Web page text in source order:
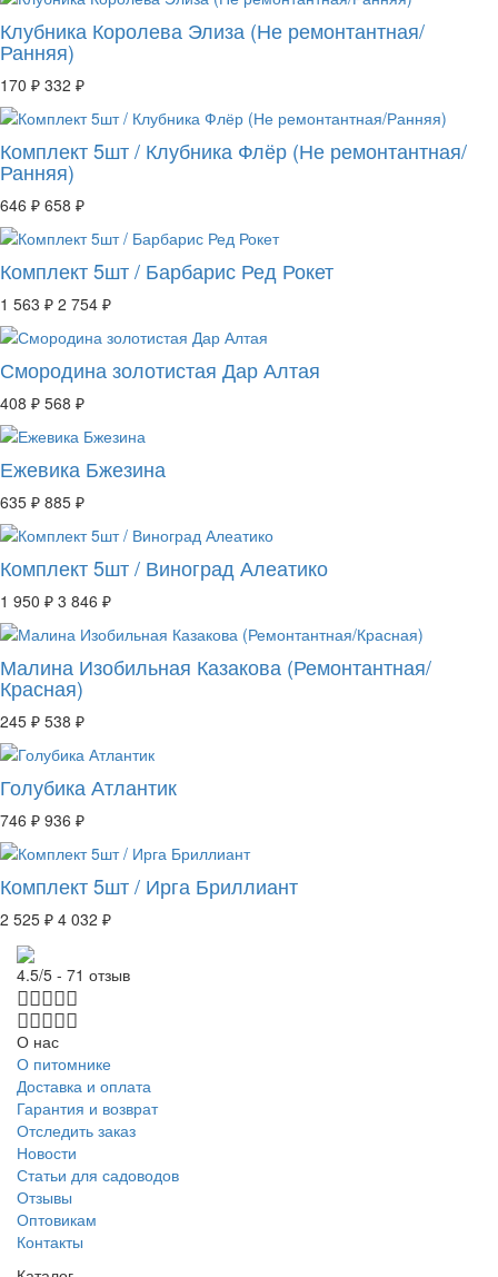
Клубника Королева Элиза (Не ремонтантная/
Ранняя)
170 ₽ 332 ₽
Комплект 5шт / Клубника Флёр (Не ремонтантная/
Ранняя)
646 ₽ 658 ₽
Комплект 5шт / Барбарис Ред Рокет
1 563 ₽ 2 754 ₽
Смородина золотистая Дар Алтая
408 ₽ 568 ₽
Ежевика Бжезина
635 ₽ 885 ₽
Комплект 5шт / Виноград Алеатико
1 950 ₽ 3 846 ₽
Малина Изобильная Казакова (Ремонтантная/
Красная)
245 ₽ 538 ₽
Голубика Атлантик
746 ₽ 936 ₽
Комплект 5шт / Ирга Бриллиант
2 525 ₽ 4 032 ₽
4.5/5 - 71 отзыв
О нас
О питомнике
Доставка и оплата
Гарантия и возврат
Отследить заказ
Новости
Статьи для садоводов
Отзывы
Оптовикам
Контакты